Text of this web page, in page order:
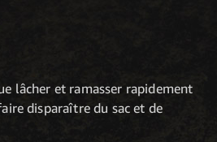
lâcher et ramasser rapidement
disparaître du sac et de